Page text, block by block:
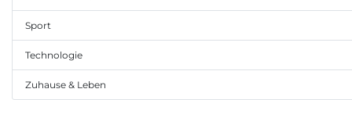
Sport
Technologie
Zuhause & Leben